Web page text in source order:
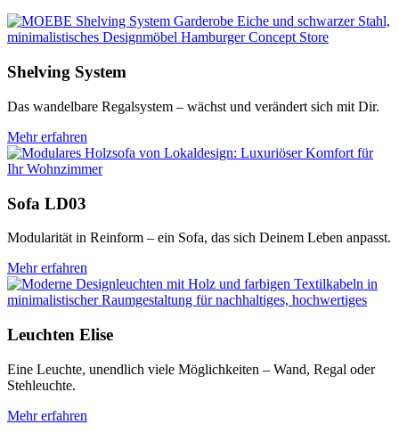
Shelving System
Das wandelbare Regalsystem – wächst und verändert sich mit Dir.
Mehr erfahren
Sofa LD03
Modularität in Reinform – ein Sofa, das sich Deinem Leben anpasst.
Mehr erfahren
Leuchten Elise
Eine Leuchte, unendlich viele Möglichkeiten – Wand, Regal oder
Stehleuchte.
Mehr erfahren